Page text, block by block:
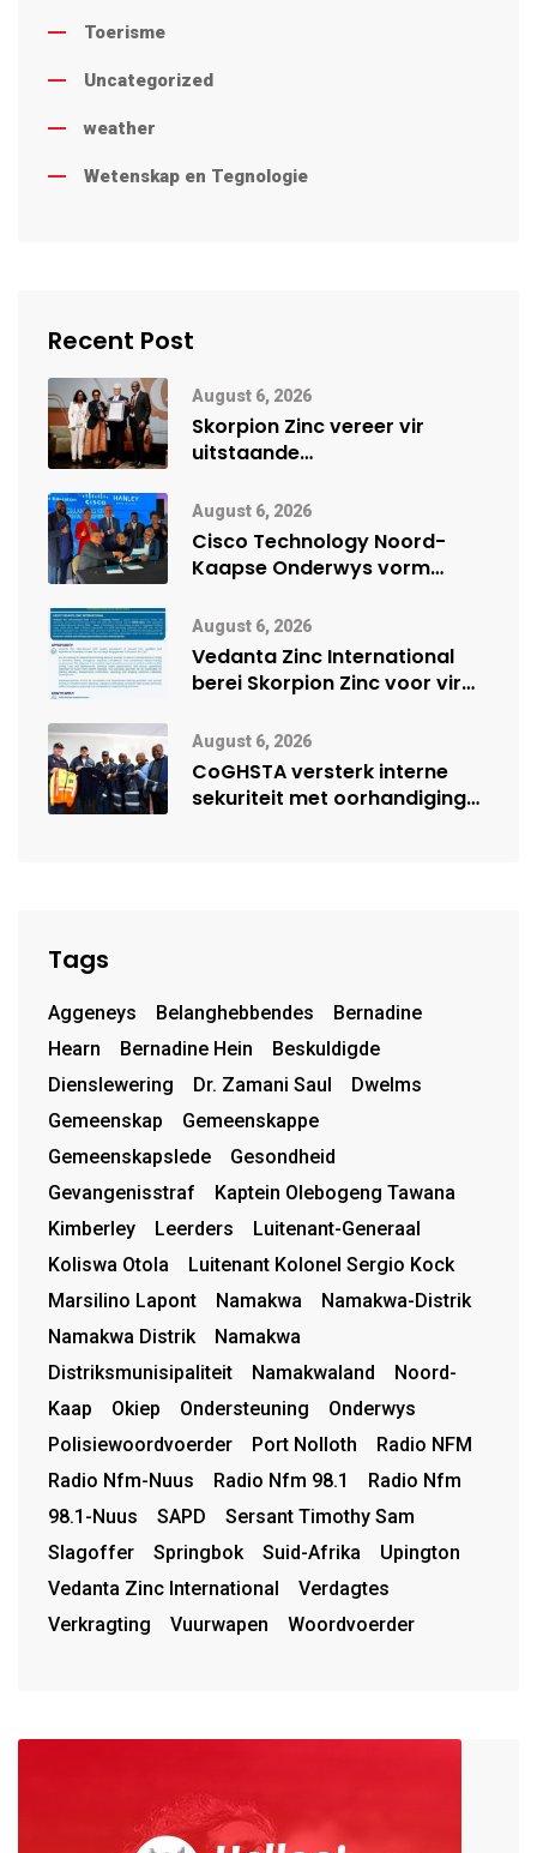
Toerisme
Uncategorized
weather
Wetenskap en Tegnologie
Recent Post
August 6, 2026
Skorpion Zinc vereer vir
uitstaande
Namibië Mynbou Ekspo
August 6, 2026
Cisco Technology Noord-
Kaapse Onderwys vorm
vennootskap
August 6, 2026
Vedanta Zinc International
berei Skorpion Zinc voor vir
August 6, 2026
CoGHSTA versterk interne
sekuriteit met oorhandiging
Tags
Aggeneys Belanghebbendes
Bernadine
Hearn
Bernadine Hein
Beskuldigde
Dienslewering
Dr. Zamani Saul
Dwelms
Gemeenskap
Gemeenskappe
Gemeenskapslede
Gesondheid
Gevangenisstraf
Kaptein Olebogeng Tawana
Kimberley
Leerders
Luitenant-Generaal
Koliswa Otola
Luitenant Kolonel Sergio Kock
Marsilino Lapont
Namakwa
Namakwa-Distrik
Namakwa Distrik
Namakwa
Distriksmunisipaliteit
Namakwaland
Noord-
Kaap
Okiep Ondersteuning
Onderwys
Polisiewoordvoerder
Port Nolloth
Radio NFM
Radio Nfm-Nuus
Radio Nfm 98.1
Radio Nfm
98.1-Nuus
SAPD
Sersant Timothy Sam
Slagoffer
Springbok Suid-Afrika
Upington
Vedanta Zinc International
Verdagtes
Verkragting
Vuurwapen Woordvoerder